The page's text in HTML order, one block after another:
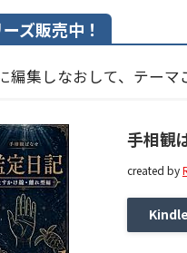
ズ販売中！
編集しなおして、テー
手相観
created by
Kindle